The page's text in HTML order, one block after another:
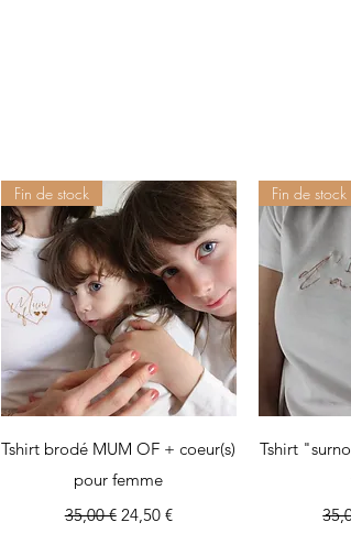
Aperçu rapide
Fin de stock
Tshirt brodé MUM OF + coeur(s)
pour femme
Prix original
35,00 € Prix promotionnel
24,50 €
Fin de stock
Tshirt